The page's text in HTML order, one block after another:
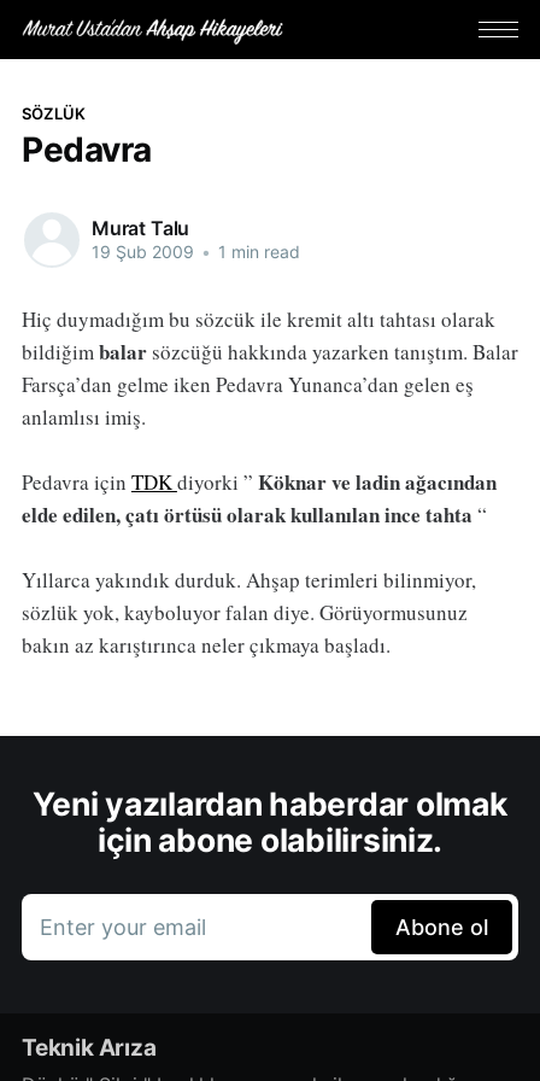
SÖZLÜK
Pedavra
Murat Talu
19 Şub 2009 • 1 min read
Hiç duymadığım bu sözcük ile kremit altı tahtası olarak
bildiğimbalarsözcüğü hakkında yazarken tanıştım. Balar
Farsça’dan gelme iken Pedavra Yunanca’dan gelen eş
anlamlısı imiş.
Pedavra için TDKdiyorki ” Köknar ve ladin ağacından
elde edilen, çatı örtüsü olarak kullanılan ince tahta “
Yıllarca yakındık durduk. Ahşap terimleri bilinmiyor,
sözlük yok, kayboluyor falan diye. Görüyormusunuz
bakın az karıştırınca neler çıkmaya başladı.
Yeni yazılardan haberdar olmak
için abone olabilirsiniz.
Enter your email Abone ol
Teknik Arıza